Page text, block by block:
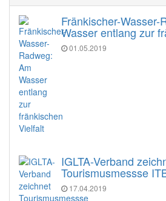
Fränkischer-Wasser-
Wasser entlang zur
01.05.2019
IGLTA-Verband
Tourismusmessse
17.04.2019